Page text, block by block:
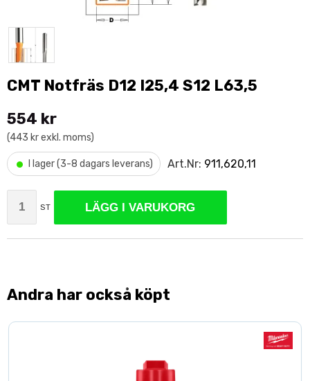
CMT Notfräs D12 I25,4 S12 L63,5
554 kr
(443 kr exkl. moms)
• I lager (3-8 dagars leverans) Art.Nr: 911,620,11
ST LÄGG I VARUKORG
Andra har också köpt